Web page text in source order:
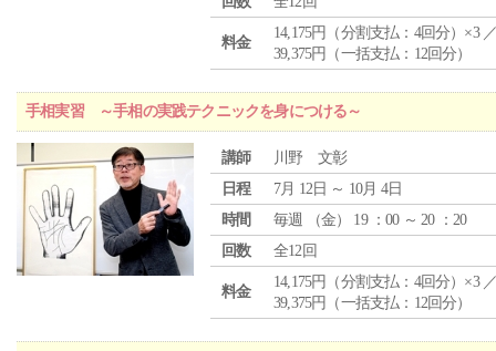
料金
14,175円（分割支払：4回分）×3
39,375円（一括支払：12回分）
手相実習 ～手相の実践テクニックを身につける～
講師
川野 文彰
日程
7月 12日 ～ 10月 4日
時間
毎週 （金） 19 ：00 ～ 20 ：20
回数
全12回
料金
14,175円（分割支払：4回分）×3
39,375円（一括支払：12回分）